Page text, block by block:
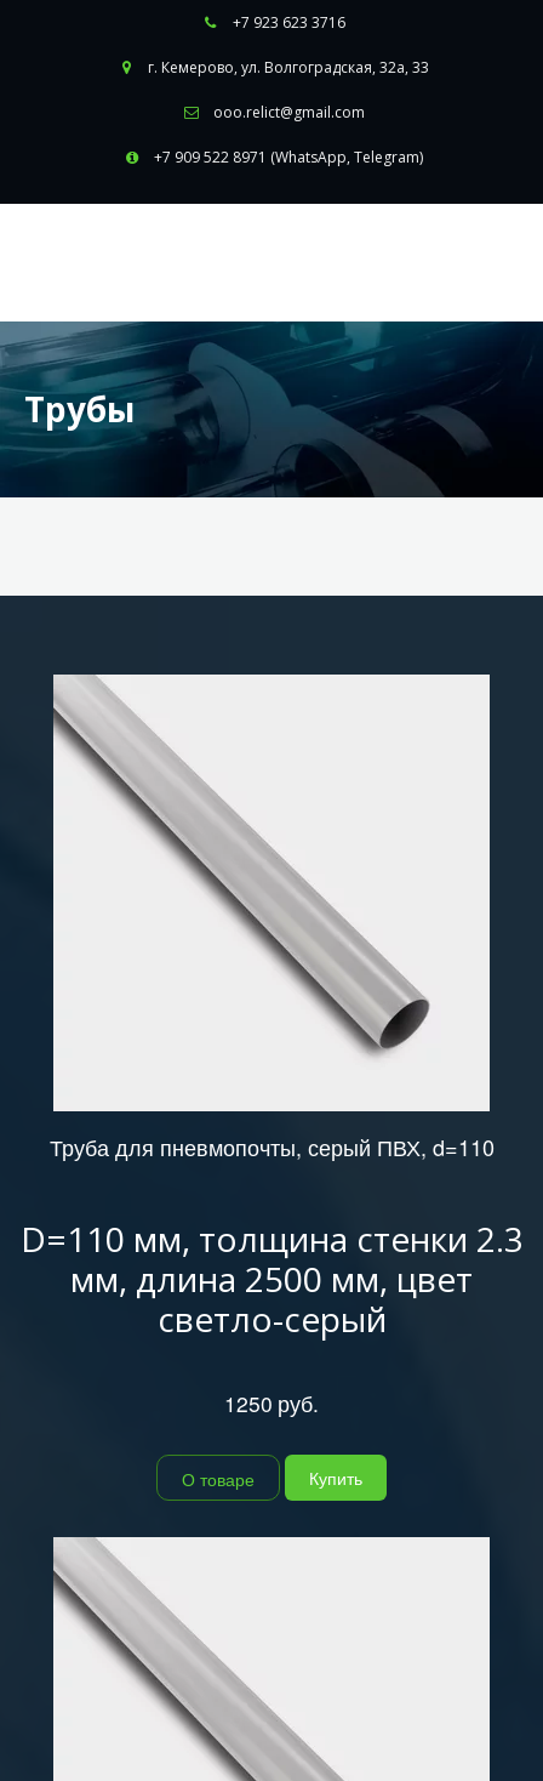
+7 923 623 3716
г. Кемерово,ул. Волгоградская, 32а, 33
ooo.relict@gmail.com
+7 909 522 8971 (WhatsApp, Telegram)
Трубы
Труба для пневмопочты, серый ПВХ, d=110
D=110 мм, толщина стенки 2.3
мм, длина 2500 мм, цвет
светло-серый
1250 руб.
О товаре Купить